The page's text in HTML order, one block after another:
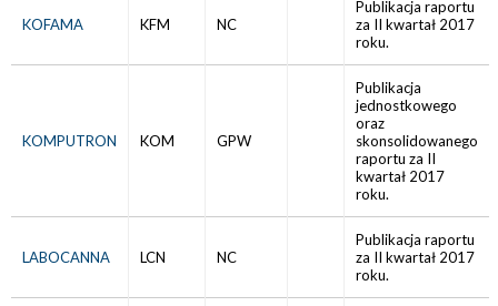
KOFAMA KFM NC
Publikacja raportu
za II kwartał 2017
roku.
KOMPUTRON KOM GPW
Publikacja
jednostkowego
oraz
skonsolidowanego
raportu za II
kwartał 2017
roku.
LABOCANNA LCN NC
Publikacja raportu
za II kwartał 2017
roku.